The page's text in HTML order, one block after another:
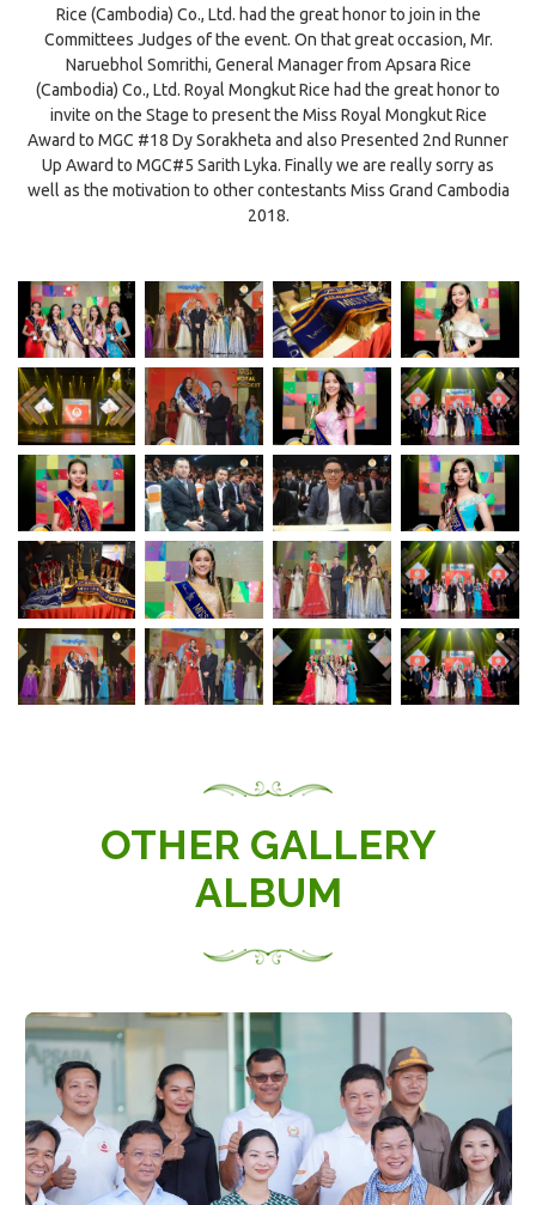
Rice (Cambodia) Co., Ltd. had the great honor to join in the
Committees Judges of the event. On that great occasion, Mr.
Naruebhol Somrithi, General Manager from Apsara Rice
(Cambodia) Co., Ltd. Royal Mongkut Rice had the great honor to
invite on the Stage to present the Miss Royal Mongkut Rice
Award to MGC #18 Dy Sorakheta and also Presented 2nd Runner
Up Award to MGC#5 Sarith Lyka. Finally we are really sorry as
well as the motivation to other contestants Miss Grand Cambodia
2018.
OTHER GALLERY
ALBUM